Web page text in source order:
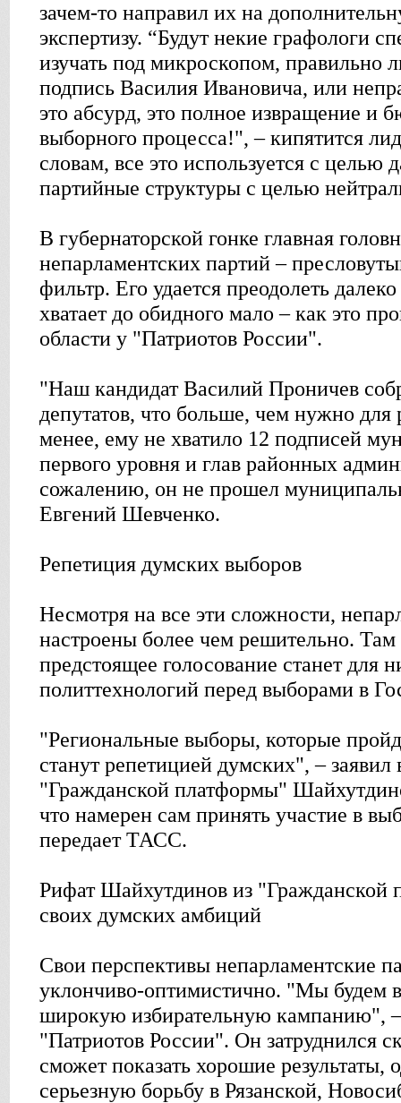
зачем-то направил их на
экспертизу. “Будут некие графологи
изучать под микроскопом, правильно
подпись Василия Ивановича, или
это абсурд, это полное извращение и
выборного процесса!", – кипятится
словам, все это используется с целью
партийные структуры с целью
В губернаторской гонке главная
непарламентских партий –
фильтр. Его удается преодолеть
хватает до обидного мало – как это
области у "Патриотов России".
"Наш кандидат Василий Проничев
депутатов, что больше, чем нужно для
менее, ему не хватило 12 подписей
первого уровня и глав районных
сожалению, он не прошел
Евгений Шевченко.
Репетиция думских выборов
Несмотря на все эти сложности,
настроены более чем решительно.
предстоящее голосование станет для
политтехнологий перед выборами в
"Региональные выборы, которые
станут репетицией думских", –
"Гражданской платформы"
что намерен сам принять участие в
передает ТАСС.
Рифат Шайхутдинов из "Гражданской
своих думских амбиций
Свои перспективы непарламентские
уклончиво-оптимистично. "Мы будем
широкую избирательную кампанию",
"Патриотов России". Он затруднился
сможет показать хорошие результаты,
серьезную борьбу в Рязанской,